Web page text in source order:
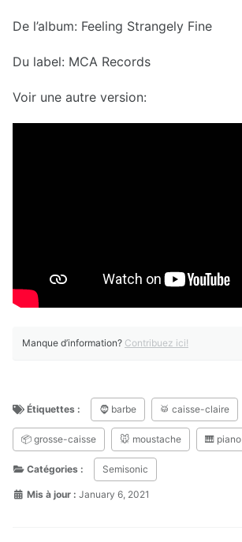
De l’album: Feeling Strangely Fine
Du label: MCA Records
Voir une autre version:
Manque d’information? Contribuez ici!
Étiquettes : 🧔 barbe 🥁 caisse-claire
📦 grosse-caisse 🐭 moustache 🎹 piano
Catégories : Semisonic
Mis à jour : January 6, 2021